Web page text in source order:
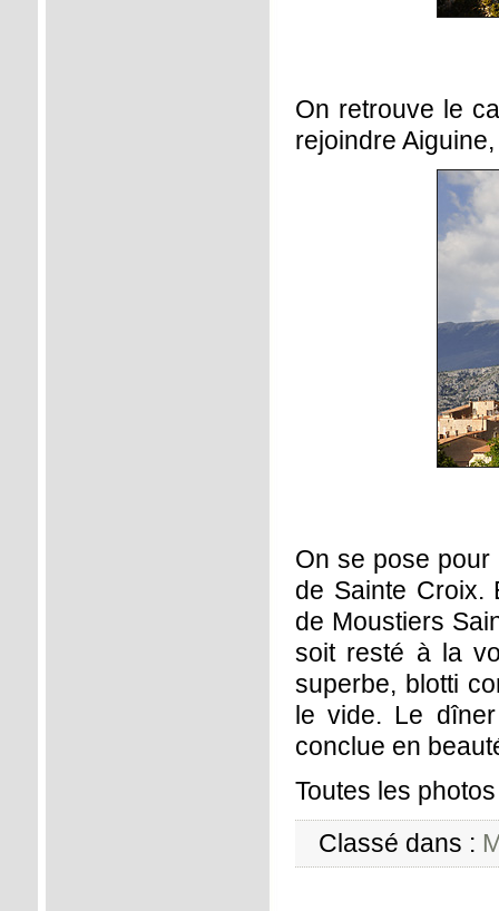
On retrouve le
rejoindre
On se pose
de Sainte Croix.
de Moustiers
soit resté à la
superbe, blotti
le vide. Le
conclue en
Toutes les
Classé dans :